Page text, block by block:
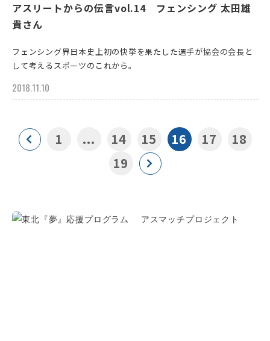
アスリートからの伝言vol.14 フェンシング 太田雄
貴さん
フェンシング界日本史上初の快挙を果たした選手が協会の会長と
して考えるスポーツのこれから。
2018.11.10
1 ... 14 15 16 17
18
19